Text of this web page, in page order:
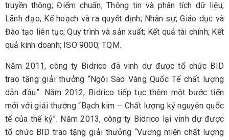
truyền thông; Điểm chuẩn; Thông tin và phân tích dữ liệu;
Lãnh đạo; Kế hoạch và ra quyết định; Nhân sự; Giáo dục và
Đào tạo liên tục; Quy trình và sản xuất; Kết quả tài chính; Kết
quả kinh doanh; ISO 9000; TQM.
Năm 2011, công ty Bidrico đã vinh dự được tổ chức BID
trao tặng giải thưởng “Ngôi Sao Vàng Quốc Tế chất lượng
dẫn đầu”. Năm 2012, Bidrico tiếp tục thêm một bước tiến
mới với giải thưởng “Bạch kim – Chất lượng kỷ nguyên quốc
tế của thế kỷ”. Năm 2013, công ty Bidrico lại vinh dự được
tổ chức BID trao tặng giải thưởng “Vương miện chất lượng